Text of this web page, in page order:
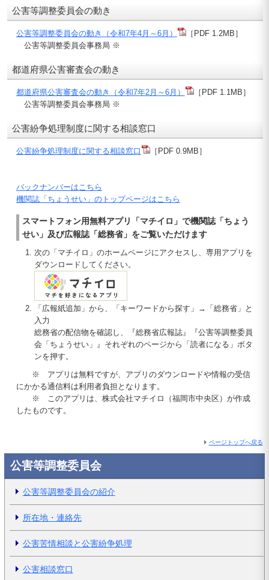
公害等調整委員会の動き
公害等調整委員会の動き（令和7年4月～6月）
［PDF 1.2MB］
公害等調整委員会事務局 ※
都道府県公害審査会の動き
都道府県公害審査会の動き（令和7年2月～6月）
［PDF 1.1MB］
公害等調整委員会事務局 ※
公害紛争処理制度に関する相談窓口
公害紛争処理制度に関する相談窓口 ［PDF 0.9MB］
バックナンバーはこちら
機関誌「ちょうせい」のトップページはこちら
スマートフォン用無料アプリ「マチイロ」で機関誌「ちょう
せい」及び広報誌「総務省」をご覧いただけます
次の「マチイロ」のホームページにアクセスし、専用アプリを
ダウンロードしてください。
「広報紙追加」から、「キーワードから探す」→「総務省」と
入力
総務省の配信物を確認し、『総務省広報誌』『公害等調整委員
会「ちょうせい」』それぞれのページから「読者になる」ボタ
ンを押す。
※ アプリは無料ですが、アプリのダウンロードや情報の受信
にかかる通信料は利用者負担となります。
※ このアプリは、株式会社マチイロ（福岡市中央区）が作成
したものです。
ページトップへ戻る
公害等調整委員会
公害等調整委員会の紹介
所在地・連絡先
公害苦情相談と公害紛争処理
公害相談窓口